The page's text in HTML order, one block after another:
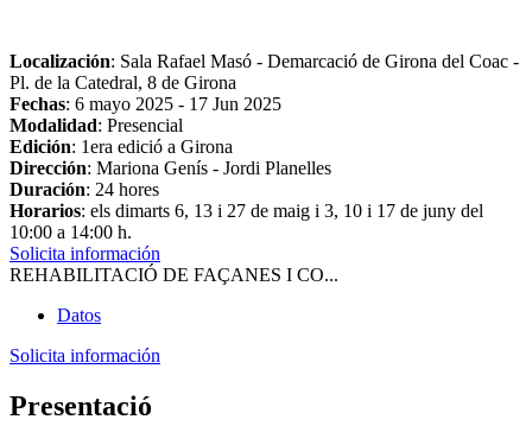
Localización: Sala Rafael Masó - Demarcació de Girona del Coac -
Pl. de la Catedral, 8 de Girona
Fechas: 6 mayo 2025 - 17 Jun 2025
Modalidad: Presencial
Edición: 1era edició a Girona
Dirección: Mariona Genís - Jordi Planelles
Duración: 24 hores
Horarios: els dimarts 6, 13 i 27 de maig i 3, 10 i 17 de juny del
10:00 a 14:00 h.
Solicita información
REHABILITACIÓ DE FAÇANES I CO...
Datos
Solicita información
Presentació